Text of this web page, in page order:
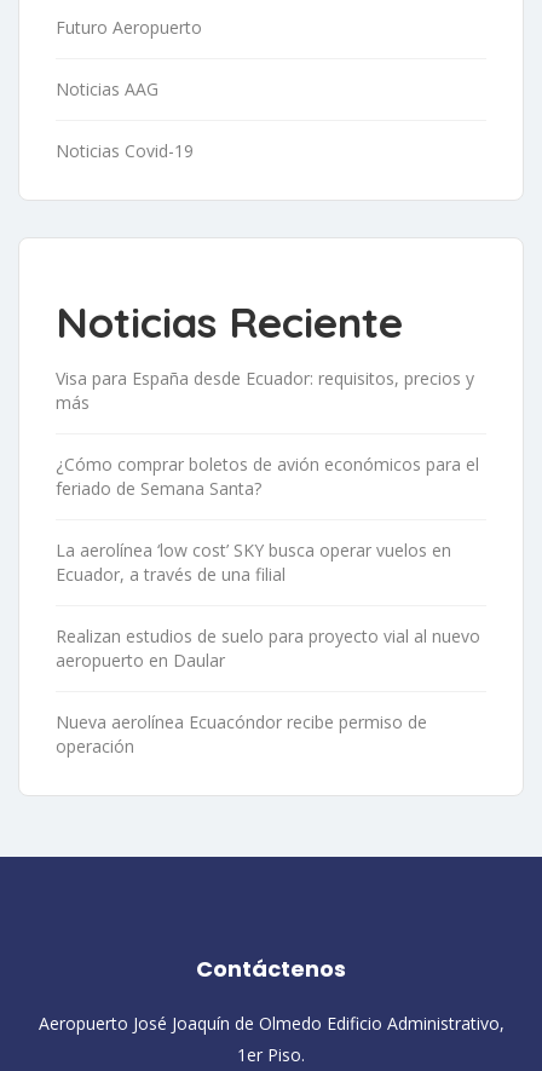
Futuro Aeropuerto
Noticias AAG
Noticias Covid-19
Noticias Reciente
Visa para España desde Ecuador: requisitos, precios y
más
¿Cómo comprar boletos de avión económicos para el
feriado de Semana Santa?
La aerolínea ‘low cost’ SKY busca operar vuelos en
Ecuador, a través de una filial
Realizan estudios de suelo para proyecto vial al nuevo
aeropuerto en Daular
Nueva aerolínea Ecuacóndor recibe permiso de
operación
Contáctenos
Aeropuerto José Joaquín de Olmedo Edificio Administrativo,
1er Piso.